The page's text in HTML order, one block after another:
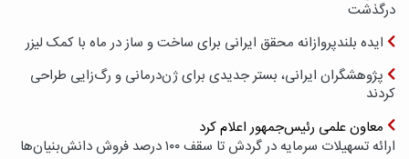
درگذشت
ایده بلندپروازانه محقق ایرانی برای ساخت و ساز در ماه با کمک لیزر
پژوهشگران ایرانی، بستر جدیدی برای ژن‌درمانی و رگ‌زایی طراحی
کردند
معاون علمی رئیس‌جمهور اعلام کرد
ارائه تسهیلات سرمایه در گردش تا سقف ۱۰۰ درصد فروش دانش‌بنیان‌ها